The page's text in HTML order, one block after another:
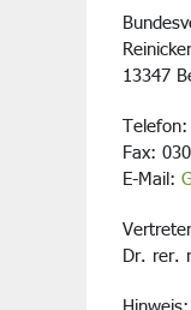
13347
Fax:
E-Mail:
Dr. rer.